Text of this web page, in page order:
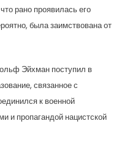
рано проявилась его
была заимствована от
Эйхман поступил в
связанное с
к военной
и пропагандой нацистской